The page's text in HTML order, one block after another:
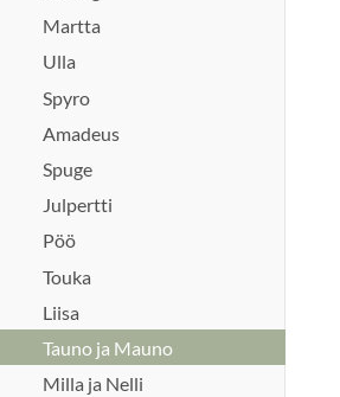
Martta
Ulla
Spyro
Amadeus
Spuge
Julpertti
Pöö
Touka
Liisa
Tauno ja Mauno
Milla ja Nelli